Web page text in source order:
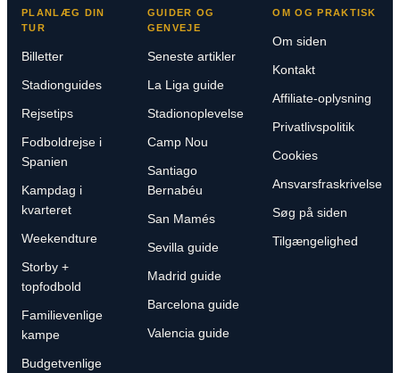
PLANLÆG DIN
TUR
Billetter
Stadionguides
Rejsetips
Fodboldrejse i
Spanien
Kampdag i
kvarteret
Weekendture
Storby +
topfodbold
Familievenlige
kampe
Budgetvenlige
GUIDER OG
GENVEJE
Seneste artikler
La Liga guide
Stadionoplevelse
Camp Nou
Santiago
Bernabéu
San Mamés
Sevilla guide
Madrid guide
Barcelona guide
Valencia guide
OM OG PRAKTISK
Om siden
Kontakt
Affiliate-oplysning
Privatlivspolitik
Cookies
Ansvarsfraskrivelse
Søg på siden
Tilgængelighed